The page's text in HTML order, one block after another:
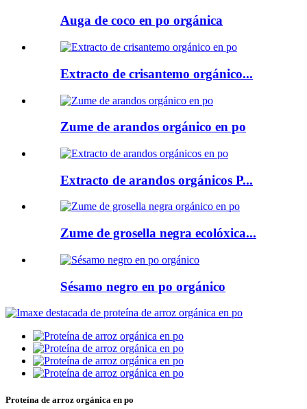
Auga de coco en po orgánica
Extracto de crisantemo orgánico...
Zume de arandos orgánico en po
Extracto de arandos orgánicos P...
Zume de grosella negra ecolóxica...
Sésamo negro en po orgánico
Proteína de arroz orgánica en po